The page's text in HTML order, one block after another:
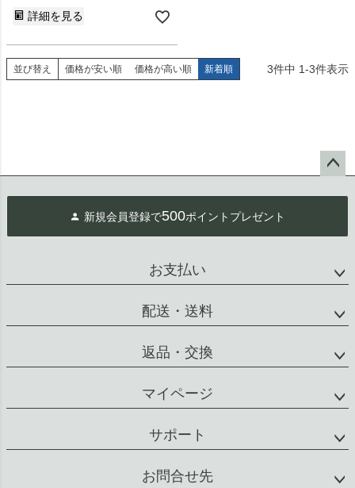
詳細を見る
並び替え 価格が安い順 価格が高い順 新着順 3件中 1-3件表示
へ
新規会員登録で500ポイントプレゼント
お支払い
配送・送料
返品・交換
マイページ
サポート
お問合せ先